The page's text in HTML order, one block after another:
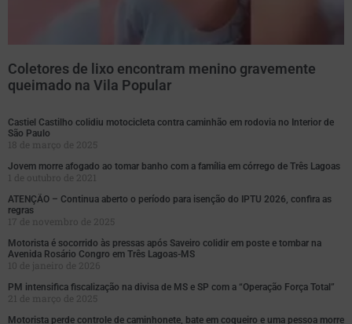
Coletores de lixo encontram menino gravemente
queimado na Vila Popular
Castiel Castilho colidiu motocicleta contra caminhão em rodovia no Interior de
São Paulo
18 de março de 2025
Jovem morre afogado ao tomar banho com a família em córrego de Três Lagoas
1 de outubro de 2021
ATENÇÃO – Continua aberto o período para isenção do IPTU 2026, confira as
regras
17 de novembro de 2025
Motorista é socorrido às pressas após Saveiro colidir em poste e tombar na
Avenida Rosário Congro em Três Lagoas-MS
10 de janeiro de 2026
PM intensifica fiscalização na divisa de MS e SP com a “Operação Força Total”
21 de março de 2025
Motorista perde controle de caminhonete, bate em coqueiro e uma pessoa morre